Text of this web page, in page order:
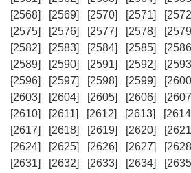
[2568]
[2569] [2570] [2571]
[2575]
[2576] [2577] [2578]
[2582]
[2583] [2584] [2585]
[2589]
[2590] [2591] [2592]
[2596]
[2597] [2598] [2599]
[2603]
[2604] [2605] [2606]
[2610]
[2611] [2612] [2613]
[2617]
[2618] [2619] [2620]
[2624]
[2625] [2626] [2627]
[2631]
[2632] [2633] [2634]